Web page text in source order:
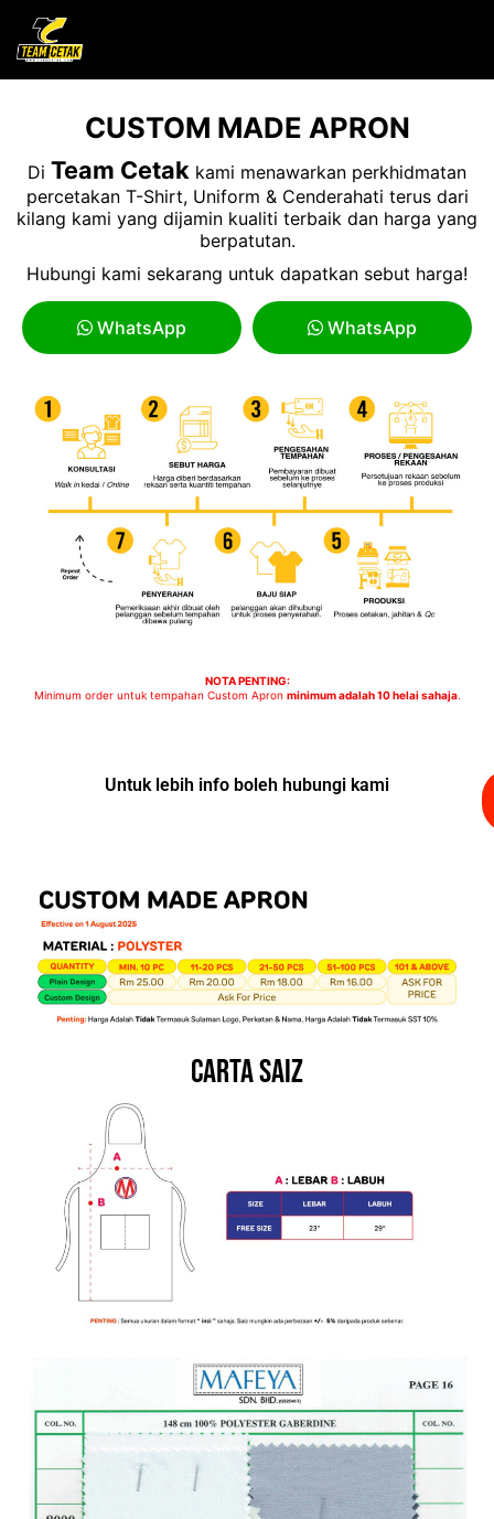
CUSTOM MADE APRON
Di Team Cetak kami menawarkan perkhidmatan
percetakan T-Shirt, Uniform & Cenderahati terus dari
kilang kami yang dijamin kualiti terbaik dan harga yang
berpatutan.
Hubungi kami sekarang untuk dapatkan sebut harga!
WhatsApp WhatsApp
NOTA PENTING:
Minimum order untuk tempahan Custom Apron minimum adalah 10 helai sahaja.
Untuk lebih info boleh hubungi kami
Carta saiz